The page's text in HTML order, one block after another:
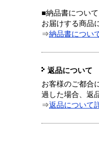
■納品書について
お届けする商品
⇒納品書につい
返品について
お客様のご都合
過した場合、返
⇒返品について